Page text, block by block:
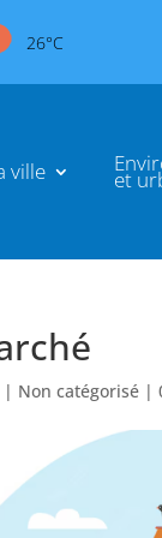
26°C
ville et
| Non catégorisé |